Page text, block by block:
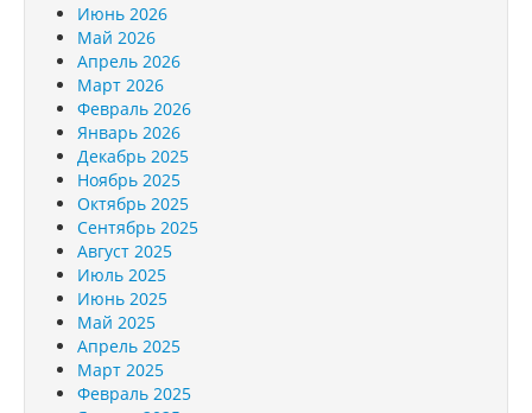
Июнь 2026
Май 2026
Апрель 2026
Март 2026
Февраль 2026
Январь 2026
Декабрь 2025
Ноябрь 2025
Октябрь 2025
Сентябрь 2025
Август 2025
Июль 2025
Июнь 2025
Май 2025
Апрель 2025
Март 2025
Февраль 2025